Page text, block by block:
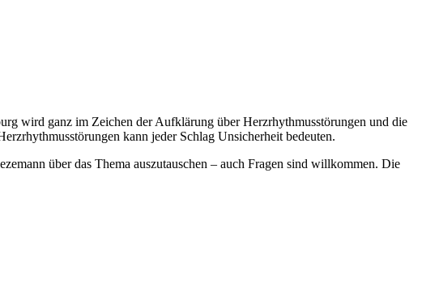
wird ganz im Zeichen der Aufklärung über Herzrhythmusstörungen und die
kann jeder Schlag Unsicherheit bedeuten.
über das Thema auszutauschen – auch Fragen sind willkommen. Die